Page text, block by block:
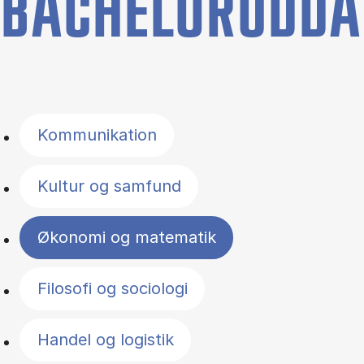
Kommunikation
Kultur og samfund
Økonomi og matematik
Filosofi og sociologi
Handel og logistik